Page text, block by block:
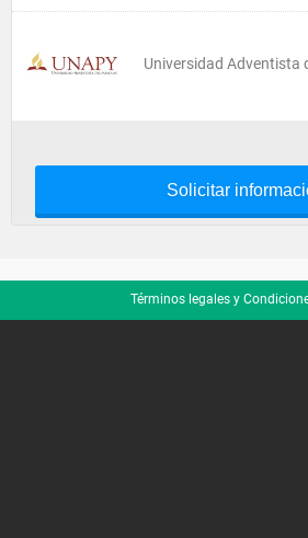
Universidad Adventista
Solicitar
Términos legales y